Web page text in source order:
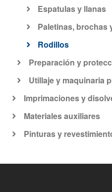
Espatulas y llanas
Paletinas, brochas
Rodillos
Preparación y
Utillaje y maquinaria
Imprimaciones y
Materiales auxiliares
Pinturas y